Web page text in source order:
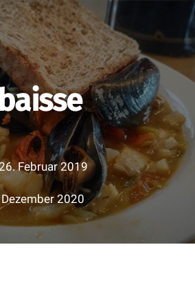
Februar 2019
Dezember 2020